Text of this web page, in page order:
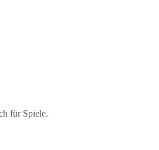
für Spiele.